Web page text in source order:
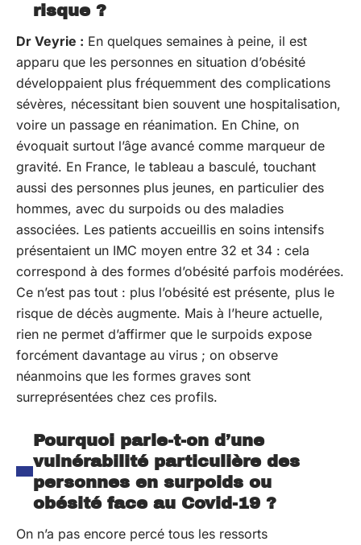
risque ?
Dr Veyrie : En quelques semaines à peine, il est
apparu que les personnes en situation d’obésité
développaient plus fréquemment des complications
sévères, nécessitant bien souvent une hospitalisation,
voire un passage en réanimation. En Chine, on
évoquait surtout l’âge avancé comme marqueur de
gravité. En France, le tableau a basculé, touchant
aussi des personnes plus jeunes, en particulier des
hommes, avec du surpoids ou des maladies
associées. Les patients accueillis en soins intensifs
présentaient un IMC moyen entre 32 et 34 : cela
correspond à des formes d’obésité parfois modérées.
Ce n’est pas tout : plus l’obésité est présente, plus le
risque de décès augmente. Mais à l’heure actuelle,
rien ne permet d’affirmer que le surpoids expose
forcément davantage au virus ; on observe
néanmoins que les formes graves sont
surreprésentées chez ces profils.
Pourquoi parle-t-on d’une
vulnérabilité particulière des
personnes en surpoids ou
obésité face au Covid-19 ?
On n’a pas encore percé tous les ressorts